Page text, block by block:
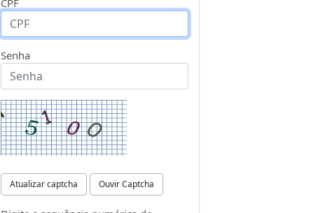
CPF
Senha
Atualizar captcha Ouvir Captcha